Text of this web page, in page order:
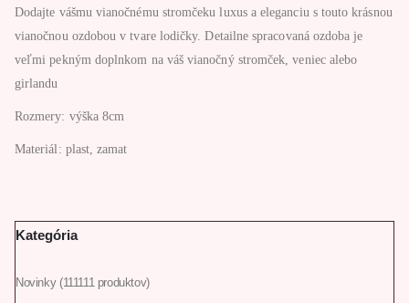
Dodajte vášmu vianočnému stromčeku luxus a eleganciu s touto krásnou
vianočnou ozdobou v tvare lodičky. Detailne spracovaná ozdoba je
veľmi pekným doplnkom na váš vianočný stromček, veniec alebo
girlandu
Rozmery: výška 8cm
Materiál: plast, zamat
Kategória
Novinky 111111 produktov